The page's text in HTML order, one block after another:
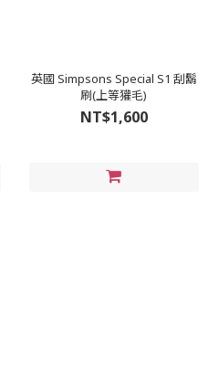
英國 Simpsons Special S1 刮鬍
刷(上等獾毛)
NT$1,600